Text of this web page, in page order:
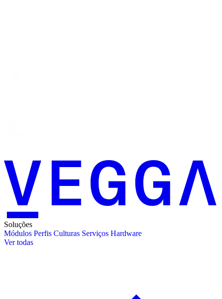
Soluções
Módulos Perfis Culturas Serviços Hardware
Ver todas